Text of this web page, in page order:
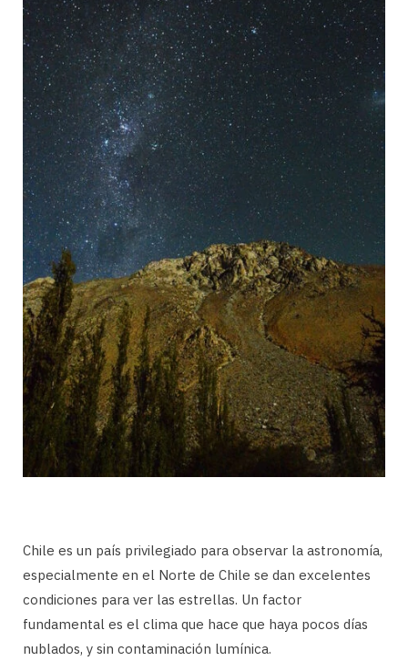
Chile es un país privilegiado para observar la astronomía,
especialmente en el Norte de Chile se dan excelentes
condiciones para ver las estrellas. Un factor
fundamental es el clima que hace que haya pocos días
nublados, y sin contaminación lumínica.